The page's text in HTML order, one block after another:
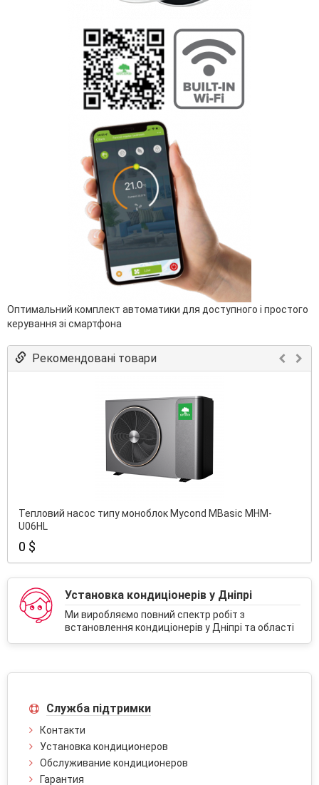
Оптимальний комплект автоматики для доступного і простого
керування зі смартфона
Рекомендовані товари
Тепловий насос типу моноблок Mycond MBasic MHM-
U06HL
0 $
Установка кондиціонерів у Дніпрі
Ми виробляємо повний спектр робіт з
встановлення кондиціонерів у Дніпрі та області
Служба підтримки
Контакти
Установка кондиционеров
Обслуживание кондиционеров
Гарантия